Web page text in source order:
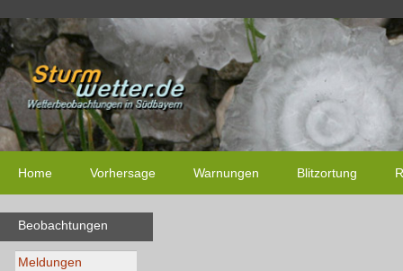
Home Vorhersage Warnungen Blitzortung
Beobachtungen
Meldungen